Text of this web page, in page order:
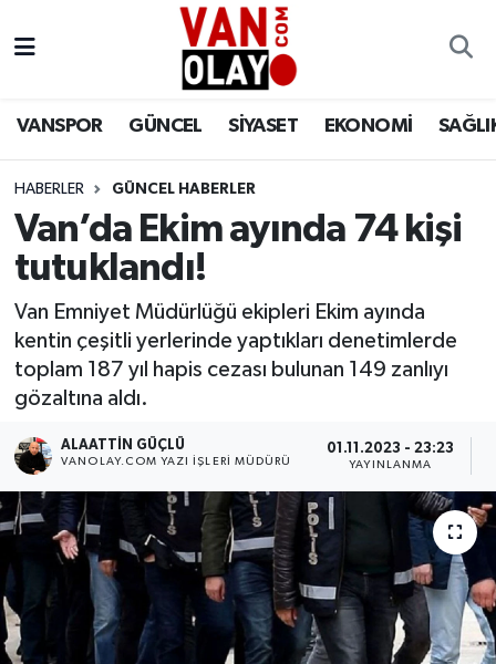
VANSPOR GÜNCEL SİYASET EKONOMİ
HABERLER GÜNCEL HABERLER
Van’da Ekim ayında 74 kişi
tutuklandı!
Van Emniyet Müdürlüğü ekipleri Ekim ayında
kentin çeşitli yerlerinde yaptıkları denetimlerde
toplam 187 yıl hapis cezası bulunan 149 zanlıyı
gözaltına aldı.
ALAATTIN GÜÇLÜ
VANOLAY.COM YAZI İŞLERI MÜDÜRÜ
01.11.2023 - 23:23
YAYINLANMA
Siyaset
Ekonomi
Sağlık
Eğitim
RESMİ İLANLAR
Van Nöbetçi Eczaneler
Van Namaz Vakitleri
Van Trafik Yoğunluk Haritası
Süper Lig Puan Durumu ve Fikstür
Tüm Manşetler